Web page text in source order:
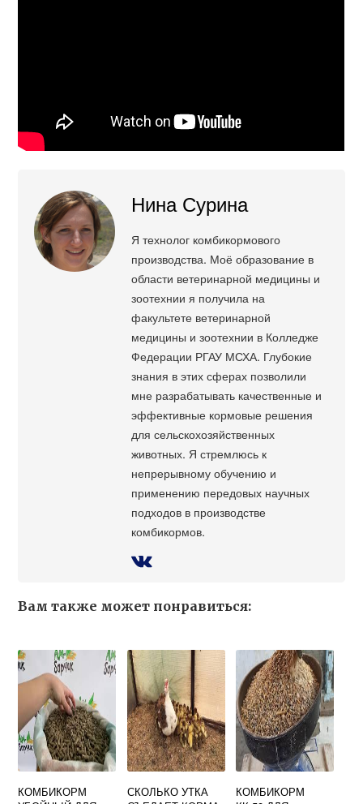
Нина Сурина
Я технолог комбикормового
производства. Моё образование в
области ветеринарной медицины и
зоотехнии я получила на
факультете ветеринарной
медицины и зоотехнии в Колледже
Федерации РГАУ МСХА. Глубокие
знания в этих сферах позволили
мне разрабатывать качественные и
эффективные кормовые решения
для сельскохозяйственных
животных. Я стремлюсь к
непрерывному обучению и
применению передовых научных
подходов в производстве
комбикормов.
Вам также может понравиться:
КОМБИКОРМ
СКОЛЬКО УТКА
КОМБИКОРМ